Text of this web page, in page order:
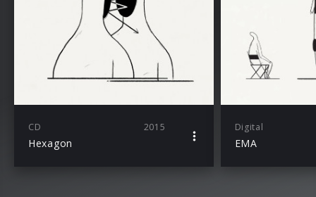
CD 2015
Hexagon
Digital
EMA